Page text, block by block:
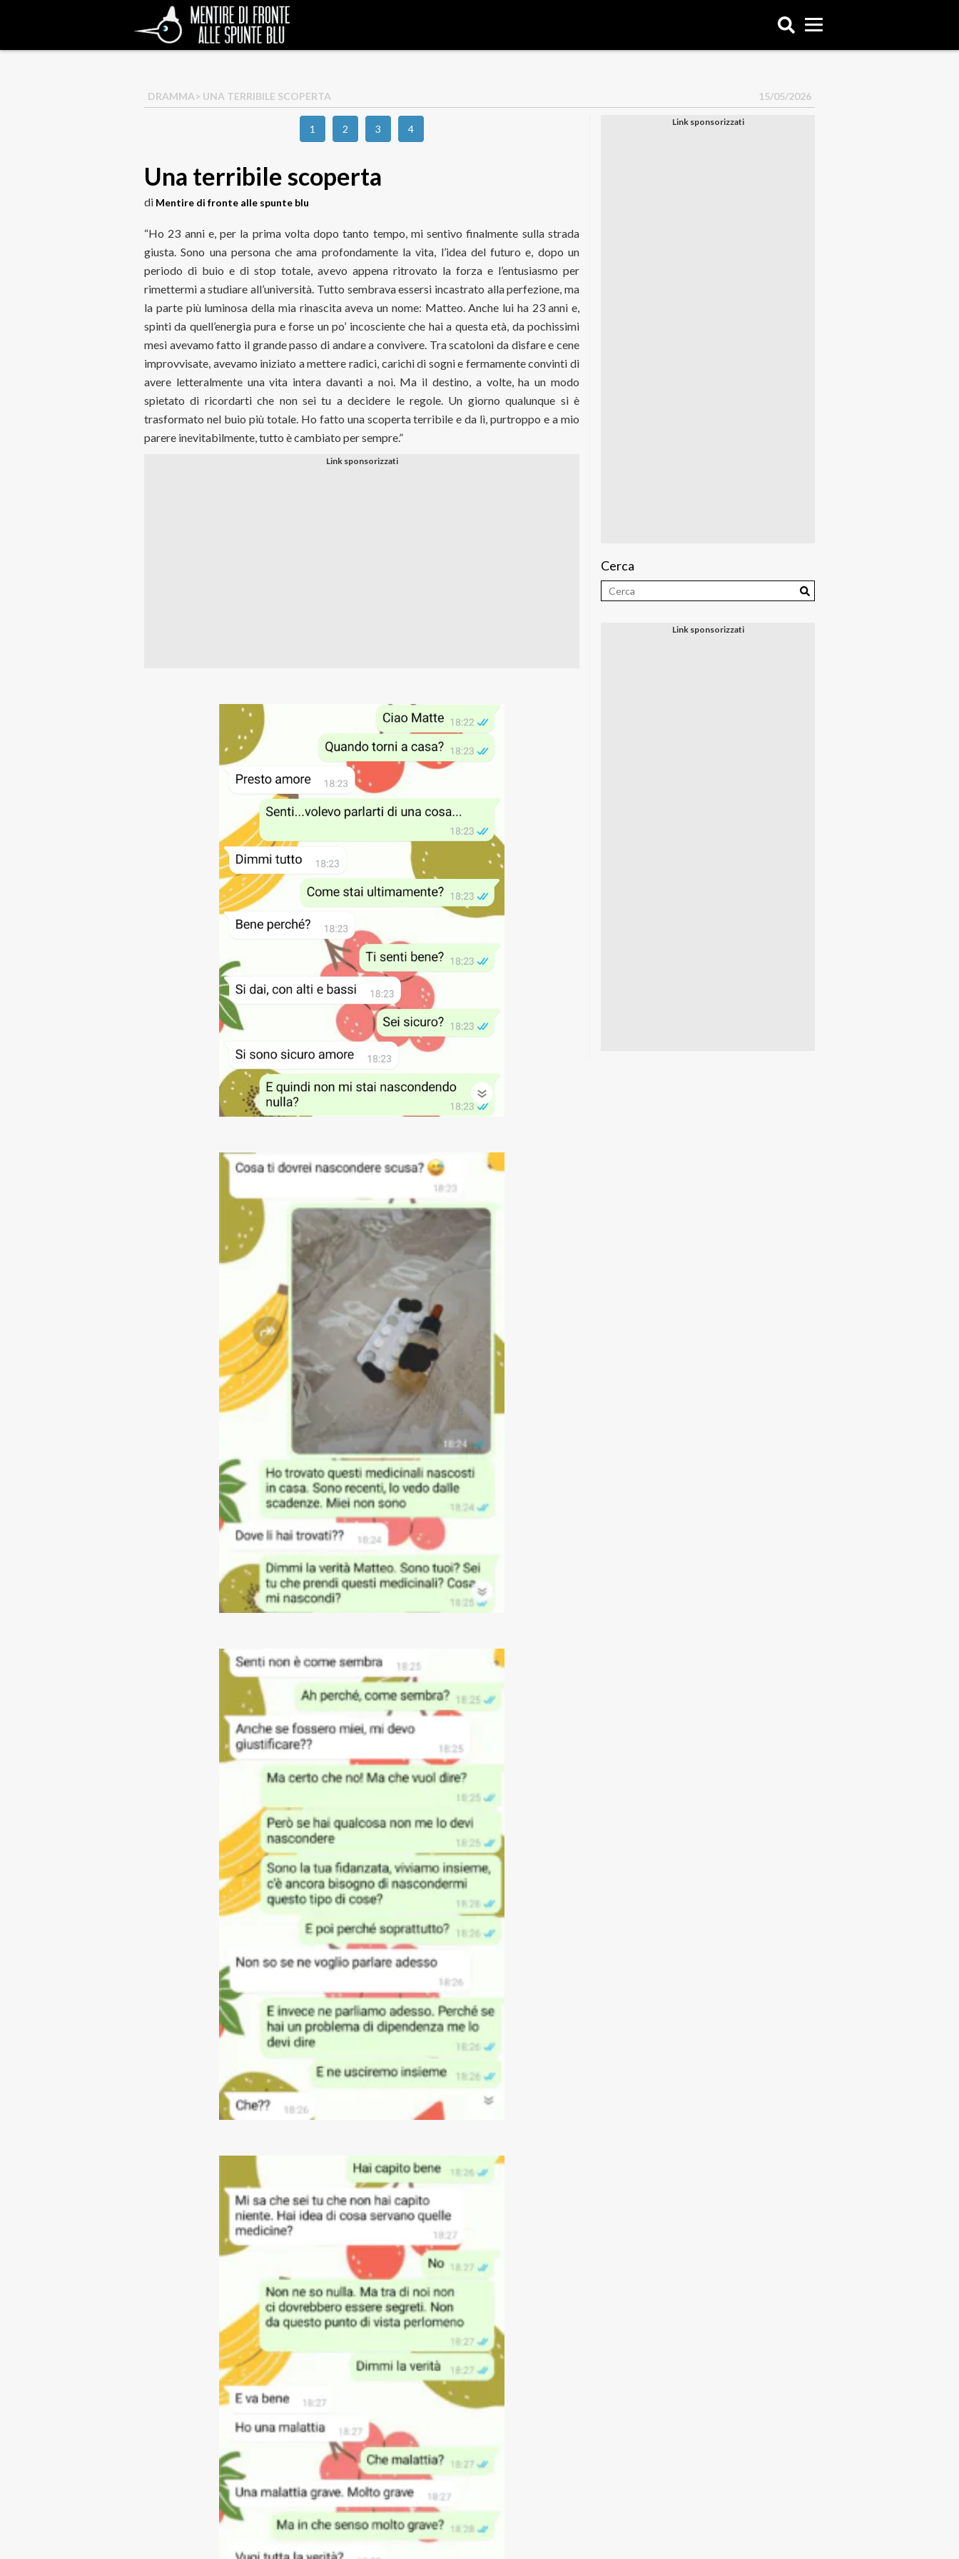
DRAMMA> UNA TERRIBILE SCOPERTA 15/05/2026
1 2 3 4
Una terribile scoperta
di Mentire di fronte alle spunte blu
“Ho 23 anni e, per la prima volta dopo tanto tempo, mi sentivo finalmente sulla strada
giusta. Sono una persona che ama profondamente la vita, l’idea del futuro e, dopo un
periodo di buio e di stop totale, avevo appena ritrovato la forza e l’entusiasmo per
rimettermi a studiare all’università. Tutto sembrava essersi incastrato alla perfezione, ma
la parte più luminosa della mia rinascita aveva un nome: Matteo. Anche lui ha 23 anni e,
spinti da quell’energia pura e forse un po’ incosciente che hai a questa età, da pochissimi
mesi avevamo fatto il grande passo di andare a convivere. Tra scatoloni da disfare e cene
improvvisate, avevamo iniziato a mettere radici, carichi di sogni e fermamente convinti di
avere letteralmente una vita intera davanti a noi. Ma il destino, a volte, ha un modo
spietato di ricordarti che non sei tu a decidere le regole. Un giorno qualunque si è
trasformato nel buio più totale. Ho fatto una scoperta terribile e da lì, purtroppo e a mio
parere inevitabilmente, tutto è cambiato per sempre.”
Cerca